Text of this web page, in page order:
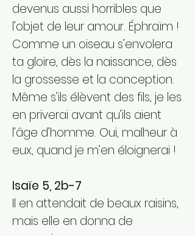
devenus aussi horribles que
l’objet de leur amour. Éphraïm !
Comme un oiseau s’envolera
ta gloire, dès la naissance, dès
la grossesse et la conception.
Même s’ils élèvent des fils, je les
en priverai avant qu’ils aient
l’âge d’homme. Oui, malheur à
eux, quand je m’en éloignerai !
Isaïe 5, 2b-7
Il en attendait de beaux raisins,
mais elle en donna de